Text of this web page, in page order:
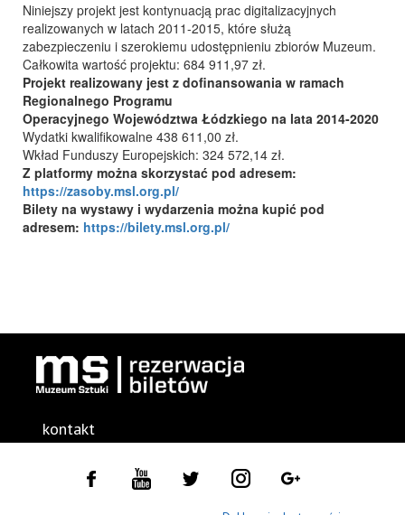
Niniejszy projekt jest kontynuacją prac digitalizacyjnych
realizowanych w latach 2011-2015, które służą
zabezpieczeniu i szerokiemu udostępnieniu zbiorów Muzeum.
Całkowita wartość projektu: 684 911,97 zł.
Projekt realizowany jest z dofinansowania w ramach
Regionalnego Programu
Operacyjnego Województwa Łódzkiego na lata 2014-2020
Wydatki kwalifikowalne 438 611,00 zł.
Wkład Funduszy Europejskich: 324 572,14 zł.
Z platformy można skorzystać pod adresem:
https://zasoby.msl.org.pl/
Bilety na wystawy i wydarzenia można kupić pod
adresem: https://bilety.msl.org.pl/
kontakt